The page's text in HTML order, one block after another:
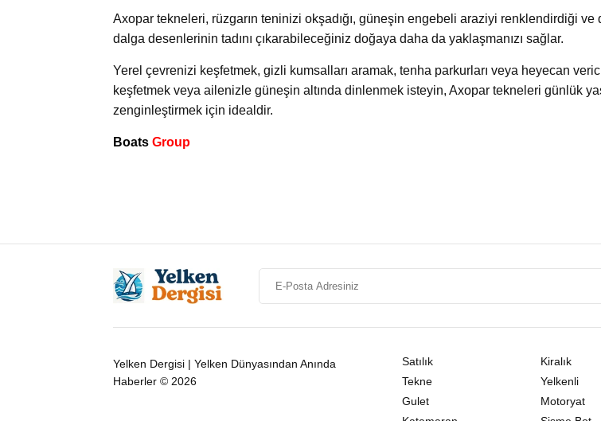
Axopar tekneleri, rüzgarın teninizi okşadığı, güneşin engebeli araziyi renklendirdiği ve
dalga desenlerinin tadını çıkarabileceğiniz doğaya daha da yaklaşmanızı sağlar.
Yerel çevrenizi keşfetmek, gizli kumsalları aramak, tenha parkurları veya heyecan verici
keşfetmek veya ailenizle güneşin altında dinlenmek isteyin, Axopar tekneleri günlük
zenginleştirmek için idealdir.
Boats Group
Yelken Dergisi | Yelken Dünyasından Anında
Haberler © 2026
Satılık
Kiralık
Tekne
Yelkenli
Gulet
Motoryat